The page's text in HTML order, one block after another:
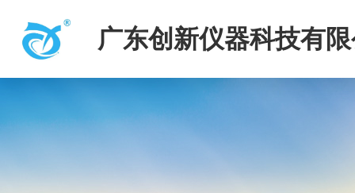
广东创新仪器科技有